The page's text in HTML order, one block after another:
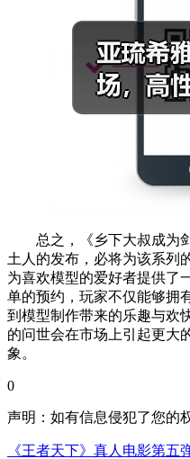
总之，《乡下大叔成为剑
土人的发布，必将为该系列
为喜欢模型的爱好者提供了
单的预约，玩家不仅能够拥
到模型制作带来的乐趣与欢
的问世会在市场上引起更大
象。
0
声明：如有信息侵犯了您的
《王者天下》真人电影第